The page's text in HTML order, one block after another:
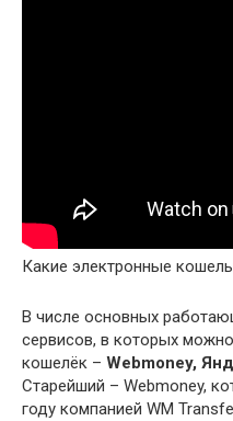
Какие электронные
В числе основных
сервисов, в которых
кошелёк – Webmoney,
Старейший – Webmoney,
году компанией WM